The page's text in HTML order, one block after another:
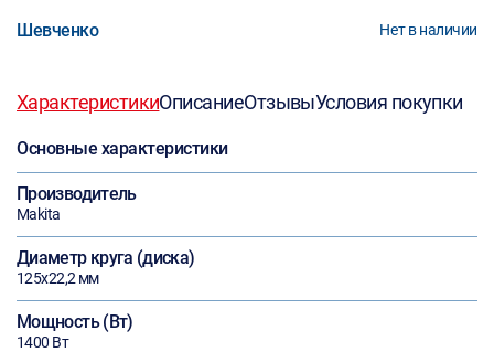
Шевченко Нет в наличии
ХарактеристикиОписаниеОтзывыУсловия покупки
Основные характеристики
Производитель
Makita
Диаметр круга (диска)
125х22,2 мм
Мощность (Вт)
1400 Вт